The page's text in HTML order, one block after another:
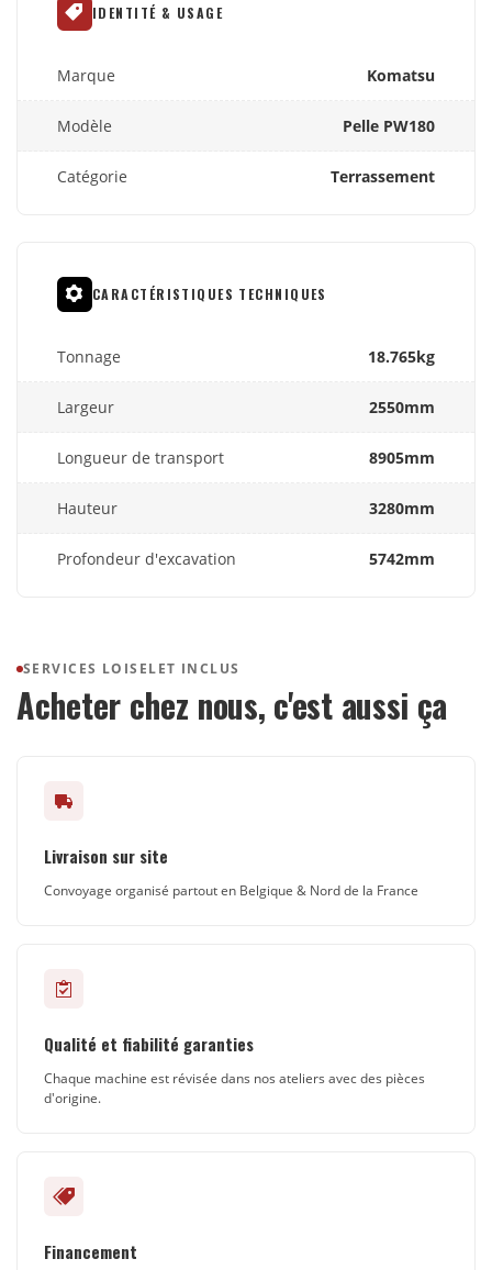
IDENTITÉ & USAGE
Marque Komatsu
Modèle Pelle PW180
Catégorie Terrassement
CARACTÉRISTIQUES TECHNIQUES
Tonnage 18.765kg
Largeur 2550mm
Longueur de transport 8905mm
Hauteur 3280mm
Profondeur d'excavation 5742mm
SERVICES LOISELET INCLUS
Acheter chez nous, c'est aussi ça
Livraison sur site
Convoyage organisé partout en Belgique & Nord de la France
Qualité et fiabilité garanties
Chaque machine est révisée dans nos ateliers avec des pièces
d'origine.
Financement